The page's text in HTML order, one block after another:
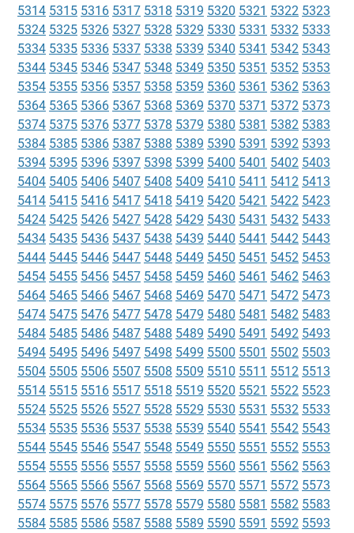
5314 5315 5316 5317 5318 5319 5320 5321 5322 5323
5324 5325 5326 5327 5328 5329 5330 5331 5332 5333
5334 5335 5336 5337 5338 5339 5340 5341 5342 5343
5344 5345 5346 5347 5348 5349 5350 5351 5352 5353
5354 5355 5356 5357 5358 5359 5360 5361 5362 5363
5364 5365 5366 5367 5368 5369 5370 5371 5372 5373
5374 5375 5376 5377 5378 5379 5380 5381 5382 5383
5384 5385 5386 5387 5388 5389 5390 5391 5392 5393
5394 5395 5396 5397 5398 5399 5400 5401 5402 5403
5404 5405 5406 5407 5408 5409 5410 5411 5412 5413
5414 5415 5416 5417 5418 5419 5420 5421 5422 5423
5424 5425 5426 5427 5428 5429 5430 5431 5432 5433
5434 5435 5436 5437 5438 5439 5440 5441 5442 5443
5444 5445 5446 5447 5448 5449 5450 5451 5452 5453
5454 5455 5456 5457 5458 5459 5460 5461 5462 5463
5464 5465 5466 5467 5468 5469 5470 5471 5472 5473
5474 5475 5476 5477 5478 5479 5480 5481 5482 5483
5484 5485 5486 5487 5488 5489 5490 5491 5492 5493
5494 5495 5496 5497 5498 5499 5500 5501 5502 5503
5504 5505 5506 5507 5508 5509 5510 5511 5512 5513
5514 5515 5516 5517 5518 5519 5520 5521 5522 5523
5524 5525 5526 5527 5528 5529 5530 5531 5532 5533
5534 5535 5536 5537 5538 5539 5540 5541 5542 5543
5544 5545 5546 5547 5548 5549 5550 5551 5552 5553
5554 5555 5556 5557 5558 5559 5560 5561 5562 5563
5564 5565 5566 5567 5568 5569 5570 5571 5572 5573
5574 5575 5576 5577 5578 5579 5580 5581 5582 5583
5584 5585 5586 5587 5588 5589 5590 5591 5592 5593